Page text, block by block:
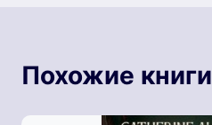
Похожие книги